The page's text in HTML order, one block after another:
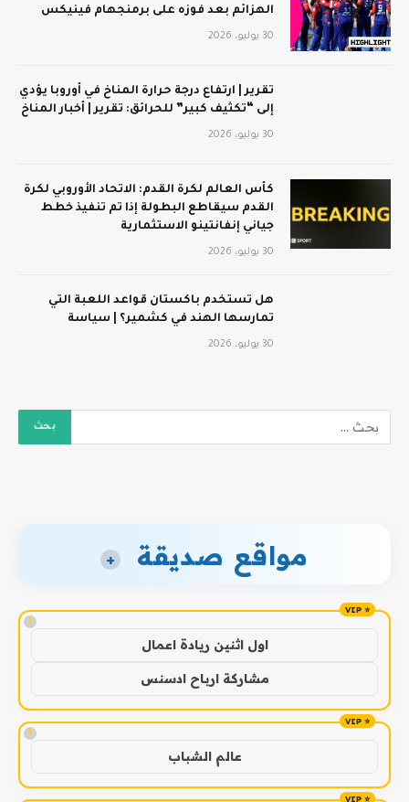
الهزائم بعد فوزه على برمنجهام فينيكس
30 يوليو، 2026
تقرير | ارتفاع درجة حرارة المناخ في أوروبا يؤدي
إلى “تكثيف كبير” للحرائق: تقرير | أخبار المناخ
30 يوليو، 2026
كأس العالم لكرة القدم: الاتحاد الأوروبي لكرة
القدم سيقاطع البطولة إذا تم تنفيذ خطط
جياني إنفانتينو الاستثمارية
30 يوليو، 2026
هل تستخدم باكستان قواعد اللعبة التي
تمارسها الهند في كشمير؟ | سياسة
30 يوليو، 2026
مواقع صديقة +
!
اول اثنين ريادة اعمال
مشاركة ارباح ادسنس
!
عالم الشباب